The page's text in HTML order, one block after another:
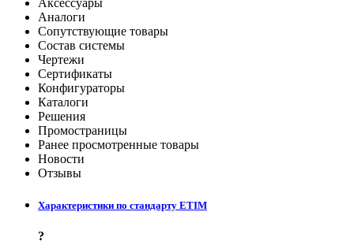
Аксессуары
Аналоги
Сопутствующие товары
Состав системы
Чертежи
Сертификаты
Конфигураторы
Каталоги
Решения
Промостраницы
Ранее просмотренные товары
Новости
Отзывы
Характеристики по стандарту ETIM
?